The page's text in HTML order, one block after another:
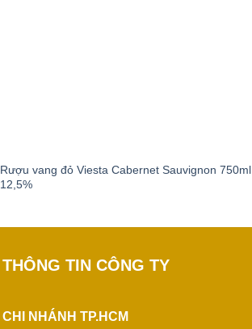
Rượu vang đỏ Viesta Cabernet Sauvignon 750ml
12,5%
THÔNG TIN CÔNG TY
CHI NHÁNH TP.HCM